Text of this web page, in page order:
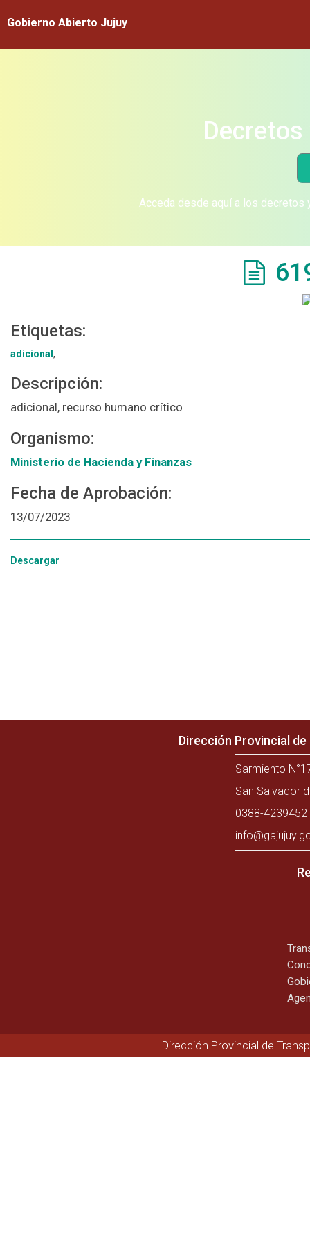
Gobierno Abierto Jujuy
Acceda desde aquí a los
Etiquetas:
adicional ,
Descripción:
adicional, recurso humano crítico
Organismo:
Ministerio de Hacienda y Finanzas
Fecha de Aprobación:
13/07/2023
Descargar
Dirección Provincial
Sarmiento
San Salvador
0388-
Dirección Provincial de